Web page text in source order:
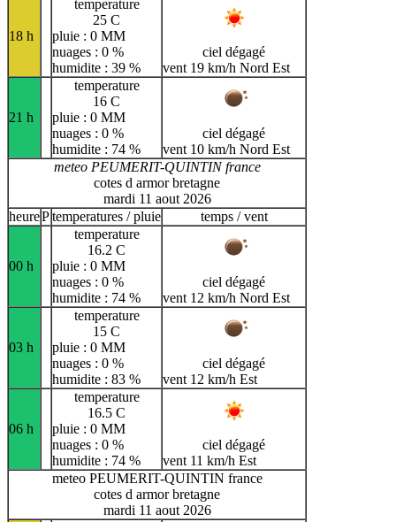
18 h
temperature
25 C
pluie : 0 MM
nuages : 0 %
humidite : 39 %
ciel dégagé
vent 19 km/h Nord Est
21 h
temperature
16 C
pluie : 0 MM
nuages : 0 %
humidite : 74 %
ciel dégagé
vent 10 km/h Nord Est
meteo PEUMERIT-QUINTIN france
cotes d armor bretagne
mardi 11 aout 2026
heurePtemperatures / pluie temps / vent
00 h
temperature
16.2 C
pluie : 0 MM
nuages : 0 %
humidite : 74 %
ciel dégagé
vent 12 km/h Nord Est
03 h
temperature
15 C
pluie : 0 MM
nuages : 0 %
humidite : 83 %
ciel dégagé
vent 12 km/h Est
06 h
temperature
16.5 C
pluie : 0 MM
nuages : 0 %
humidite : 74 %
ciel dégagé
vent 11 km/h Est
meteo PEUMERIT-QUINTIN france
cotes d armor bretagne
mardi 11 aout 2026